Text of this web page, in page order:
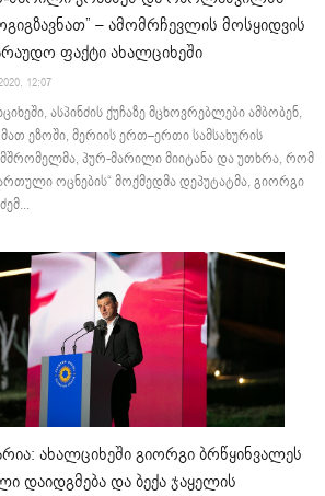
– ამომრჩევლის მოსყიდვის
ფაქტი ახალციხეში
12:07
ასპინძის ქუჩაზე მცხოვრებლები ამბობენ,
ეზოში, მერიის ერთ–ერთი სამსახურის
პურ-მარილი მიიტანა და უთხრა, რომ
ოცნების“ მოქმედმა დეპუტატმა, გიორგი
ახალციხეში გიორგი ბრწყინვალეს
დაიდგმება და ბექა ჯაყელის